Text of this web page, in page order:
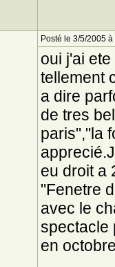
Posté le 3/5/2005
oui j'ai
tellement
a dire
de tres
paris","la
eu droit a
"Fenetre
avec le
spectacle
en